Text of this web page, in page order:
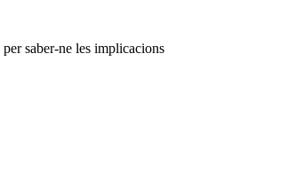
saber-ne les implicacions